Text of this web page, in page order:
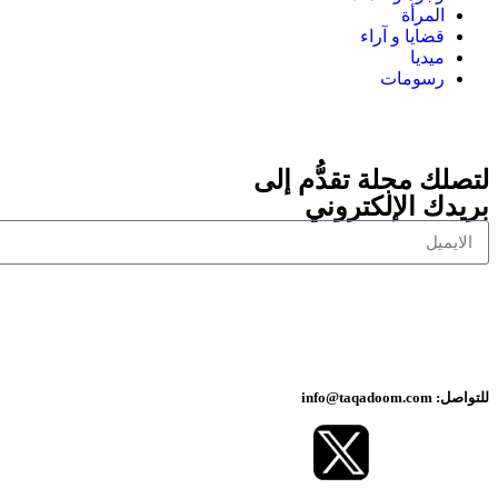
المرأة
قضايا و آراء
ميديا
رسومات
لتصلك مجلة تقدُّم إلى
بريدك الإلكتروني
للتواصل: info@taqadoom.com